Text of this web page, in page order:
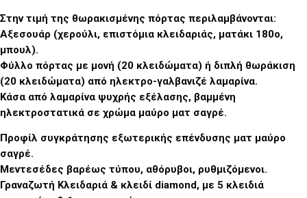
Στην τιμή της θωρακισμένης πόρτας περιλαμβάνονται:
Αξεσουάρ (χερούλι, επιστόμια κλειδαριάς, ματάκι 180ο,
μπουλ).
Φύλλο πόρτας με μονή (20 κλειδώματα) ή διπλή θωράκιση
(20 κλειδώματα) από ηλεκτρο-γαλβανιζέ λαμαρίνα.
Κάσα από λαμαρίνα ψυχρής εξέλασης, βαμμένη
ηλεκτροστατικά σε χρώμα μαύρο ματ σαγρέ.
Προφίλ συγκράτησης εξωτερικής επένδυσης ματ μαύρο
σαγρέ.
Μεντεσέδες βαρέως τύπου, αθόρυβοι, ρυθμιζόμενοι.
Γραναζωτή Κλειδαριά & κλειδί diamond, με 5 κλειδιά